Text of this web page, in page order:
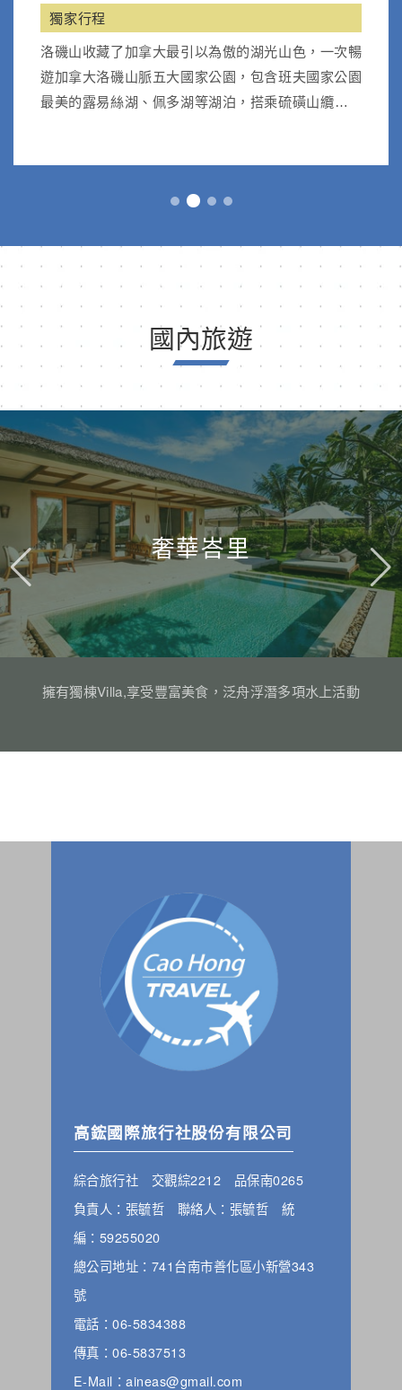
獨家行程
洛磯山收藏了加拿大最引以為傲的湖光山色，一次暢
遊加拿大洛磯山脈五大國家公園，包含班夫國家公園
最美的露易絲湖、佩多湖等湖泊，搭乘硫磺山纜車；
國內旅遊
奢華峇里
擁有獨棟Villa,享受豐富美食，泛舟浮潛多項水上活動
高鋐國際旅行社股份有限公司
綜合旅行社 交觀綜2212 品保南0265
負責人：張毓哲 聯絡人：張毓哲 統
編：59255020
總公司地址：741台南市善化區小新營343
號
電話：06-5834388
傳真：06-5837513
E-Mail：aineas@gmail.com